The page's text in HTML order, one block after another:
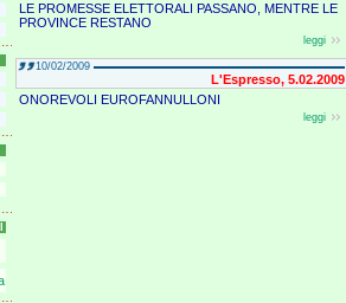
LE PROMESSE ELETTORALI PASSANO, MENTRE LE
PROVINCE RESTANO
leggi
10/02/2009
L'Espresso, 5.02.2009
ONOREVOLI EUROFANNULLONI
leggi